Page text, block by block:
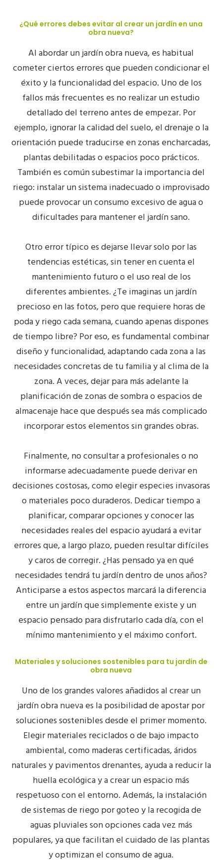
¿Qué errores debes evitar al crear un jardín en una
obra nueva?
Al abordar unjardín obra nueva, es habitual
cometer ciertos errores que pueden condicionar el
éxito y la funcionalidad del espacio. Uno de los
fallos más frecuentes es no realizar unestudio
detallado del terrenoantes de empezar. Por
ejemplo, ignorar la calidad del suelo, el drenaje o la
orientación puede traducirse en zonas encharcadas,
plantas debilitadas o espacios poco prácticos.
También es común subestimar la importancia del
riego: instalar un sistema inadecuado o improvisado
puede provocar un consumo excesivo de agua o
dificultades para mantener el jardín sano.
Otro error típico es dejarse llevar solo por las
tendencias estéticas, sin tener en cuenta el
mantenimiento futuroo el uso real de los
diferentes ambientes. ¿Te imaginas un jardín
precioso en las fotos, pero que requiere horas de
poda y riego cada semana, cuando apenas dispones
de tiempo libre? Por eso, es fundamental combinar
diseño y funcionalidad, adaptando cada zona a las
necesidades concretas de tu familia y al clima de la
zona. A veces, dejar para más adelante la
planificación de zonas de sombrao espacios de
almacenaje hace que después sea más complicado
incorporar estos elementos sin grandes obras.
Finalmente, no consultar a profesionales o no
informarse adecuadamente puede derivar en
decisiones costosas, como elegir especies invasoras
o materiales poco duraderos. Dedicar tiempo a
planificar, comparar opciones y conocer las
necesidades reales del espacio ayudará a evitar
errores que, a largo plazo, pueden resultar difíciles
y caros de corregir. ¿Has pensado ya en qué
necesidades tendrá tu jardín dentro de unos años?
Anticiparse a estos aspectos marcará la diferencia
entre un jardín que simplemente existe y un
espacio pensado para disfrutarlo cada día, con el
mínimo mantenimiento y el máximo confort.
Materiales y soluciones sostenibles para tu jardín de
obra nueva
Uno de los grandes valores añadidos al crear un
jardín obra nuevaes la posibilidad de apostar por
soluciones sostenibles desde el primer momento.
Elegirmateriales recicladoso de bajo impacto
ambiental, como maderas certificadas, áridos
naturales y pavimentos drenantes, ayuda a reducir la
huella ecológica y a crear un espacio más
respetuoso con el entorno. Además, la instalación
de sistemas de riego por goteo y la recogida de
aguas pluviales son opciones cada vez más
populares, ya que facilitan el cuidado de las plantas
y optimizan el consumo de agua.